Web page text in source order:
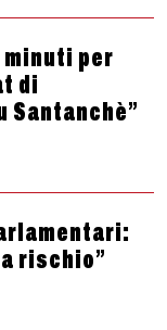
minuti per
di
Santanchè”
rischio”